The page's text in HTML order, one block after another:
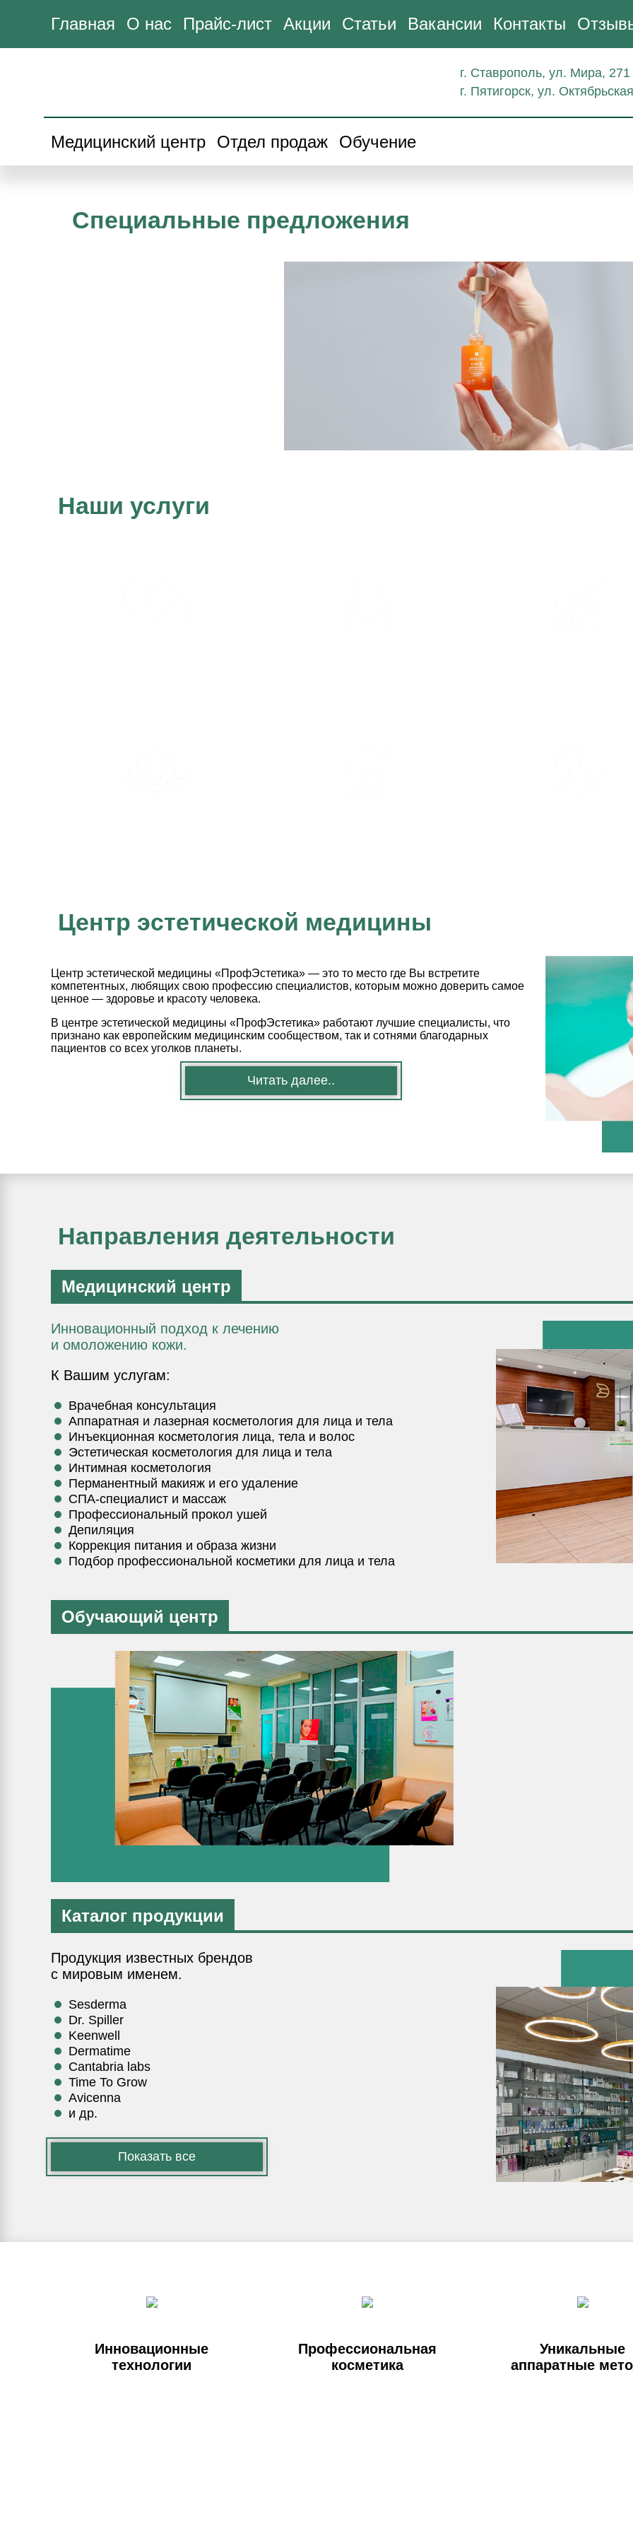
Главная О нас Прайс-лист Акции Статьи Вакансии Контакты
г. Ставрополь, ул. Мира, 271
г. Пятигорск, ул.
Медицинский центр Отдел продаж Обучение
Специальные предложения
Наши услуги
Центр эстетической медицины
Центр эстетической медицины «ПрофЭстетика» — это то место где Вы встретите
компетентных, любящих свою профессию специалистов, которым можно доверить самое
ценное — здоровье и красоту человека.
В центре эстетической медицины «ПрофЭстетика» работают лучшие специалисты, что
признано как европейским медицинским сообществом, так и сотнями благодарных
пациентов со всех уголков планеты.
Читать далее..
Направления деятельности
Медицинский центр
Инновационный подход к лечению
и омоложению кожи.
К Вашим услугам:
Врачебная консультация
Аппаратная и лазерная косметология для лица и тела
Инъекционная косметология лица, тела и волос
Эстетическая косметология для лица и тела
Интимная косметология
Перманентный макияж и его удаление
СПА-специалист и массаж
Профессиональный прокол ушей
Депиляция
Коррекция питания и образа жизни
Подбор профессиональной косметики для лица и тела
Обучающий центр
Каталог продукции
Продукция известных брендов
с мировым именем.
Sesderma
Dr. Spiller
Keenwell
Dermatime
Cantabria labs
Time To Grow
Avicenna
и др.
Показать все
Инновационные
технологии
Профессиональная
косметика
Уникальные
аппаратные